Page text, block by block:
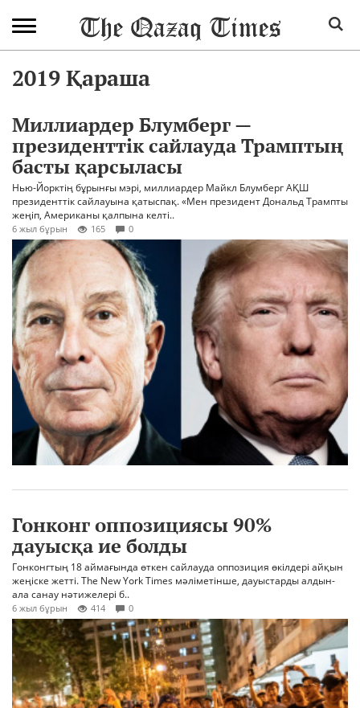
2019 Қараша
Миллиардер Блумберг —
президенттік сайлауда Трамптың
басты қарсыласы
Нью-Йорктің бұрынғы мэрі, миллиардер Майкл Блумберг АҚШ
президенттік сайлауына қатыспақ. «Мен президент Дональд Трампты
жеңіп, Американы қалпына келті..
6 жыл бұрын 165 0
Гонконг оппозициясы 90%
дауысқа ие болды
Гонконгтың 18 аймағында өткен сайлауда оппозиция өкілдері айқын
жеңіске жетті. The New York Times мәліметінше, дауыстарды алдын-
ала санау нәтижелері б..
6 жыл бұрын 414 0